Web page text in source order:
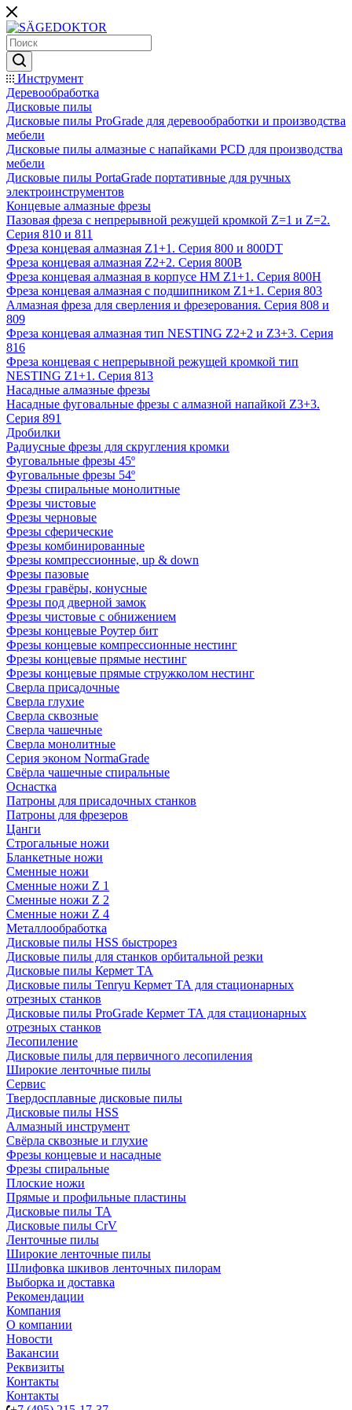
Инструмент
Деревообработка
Дисковые пилы
Дисковые пилы ProGrade для деревообработки и производства
мебели
Дисковые пилы алмазные с напайками PCD для производства
мебели
Дисковые пилы PortaGrade портативные для ручных
электроинструментов
Концевые алмазные фрезы
Пазовая фреза с непрерывной режущей кромкой Z=1 и Z=2.
Серия 810 и 811
Фреза концевая алмазная Z1+1. Серия 800 и 800DT
Фреза концевая алмазная Z2+2. Серия 800B
Фреза концевая алмазная в корпусе НМ Z1+1. Серия 800H
Фреза концевая алмазная с подшипником Z1+1. Серия 803
Алмазная фреза для сверления и фрезерования. Серия 808 и
809
Фреза концевая алмазная тип NESTING Z2+2 и Z3+3. Серия
816
Фреза концевая с непрерывной режущей кромкой тип
NESTING Z1+1. Серия 813
Насадные алмазные фрезы
Насадные фуговальные фрезы с алмазной напайкой Z3+3.
Серия 891
Дробилки
Радиусные фрезы для скругления кромки
Фуговальные фрезы 45º
Фуговальные фрезы 54º
Фрезы спиральные монолитные
Фрезы чистовые
Фрезы черновые
Фрезы сферические
Фрезы комбинированные
Фрезы компрессионные, up & down
Фрезы пазовые
Фрезы гравёры, конусные
Фрезы под дверной замок
Фрезы чистовые с обнижением
Фрезы концевые Роутер бит
Фрезы концевые компрессионные нестинг
Фрезы концевые прямые нестинг
Фрезы концевые прямые стружколом нестинг
Сверла присадочные
Сверла глухие
Сверла сквозные
Сверла чашечные
Сверла монолитные
Серия эконом NormaGrade
Свёрла чашечные спиральные
Оснастка
Патроны для присадочных станков
Патроны для фрезеров
Цанги
Строгальные ножи
Бланкетные ножи
Сменные ножи
Сменные ножи Z 1
Сменные ножи Z 2
Сменные ножи Z 4
Металлообработка
Дисковые пилы HSS быстрорез
Дисковые пилы для станков орбитальной резки
Дисковые пилы Кермет ТА
Дисковые пилы Tenryu Кермет ТА для стационарных
отрезных станков
Дисковые пилы ProGrade Кермет ТА для стационарных
отрезных станков
Лесопиление
Дисковые пилы для первичного лесопиления
Широкие ленточные пилы
Сервис
Твердосплавные дисковые пилы
Дисковые пилы HSS
Алмазный инструмент
Свёрла сквозные и глухие
Фрезы концевые и насадные
Фрезы спиральные
Плоские ножи
Прямые и профильные пластины
Дисковые пилы TA
Дисковые пилы CrV
Ленточные пилы
Широкие ленточные пилы
Шлифовка шкивов ленточных пилорам
Выборка и доставка
Рекомендации
Компания
О компании
Новости
Вакансии
Реквизиты
Контакты
Контакты